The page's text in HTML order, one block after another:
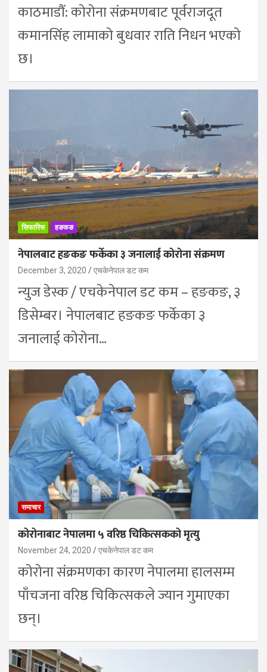
काठमाडौं: कोरोना संक्रमणबाट पूर्वराजदूत
कमानसिंह लामाको बुधवार राति निधन भएको
छ।
सिफारिस हङकङ
नेपालबाट हङकङ फर्केका ३ जनालाई कोरोना संक्रमण
December 3, 2020 एचकेनेपाल डट कम
न्युज डेस्क / एचकेनेपाल डट कम – हङकङ, ३
डिसेम्बर। नेपालबाट हङकङ फर्केका ३
जनालाई कोरोना…
समाचार
कोरोनाबाट नेपालमा ५ वरिष्ठ चिकित्सकको मृत्यु
November 24, 2020 एचकेनेपाल डट कम
कोरोना संक्रमणका कारण नेपालमा हालसम्म
पाँचजना वरिष्ठ चिकित्सकले ज्यान गुमाएका
छन्।